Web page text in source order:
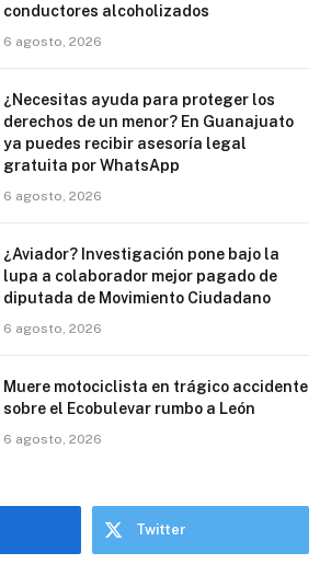
conductores alcoholizados
6 agosto, 2026
¿Necesitas ayuda para proteger los
derechos de un menor? En Guanajuato
ya puedes recibir asesoría legal
gratuita por WhatsApp
6 agosto, 2026
¿Aviador? Investigación pone bajo la
lupa a colaborador mejor pagado de
diputada de Movimiento Ciudadano
6 agosto, 2026
Muere motociclista en trágico accidente
sobre el Ecobulevar rumbo a León
6 agosto, 2026
Twitter